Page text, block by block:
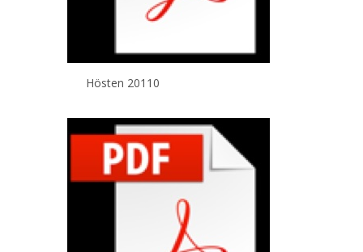
Hösten 20110